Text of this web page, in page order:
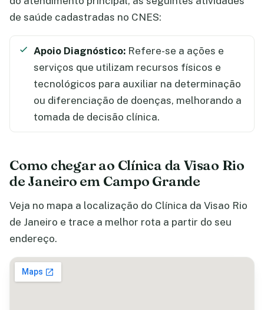
de saúde cadastradas no CNES:
Apoio Diagnóstico: Refere-se a ações e
serviços que utilizam recursos físicos e
tecnológicos para auxiliar na determinação
ou diferenciação de doenças, melhorando a
tomada de decisão clínica.
Como chegar ao Clínica da Visao Rio
de Janeiro em Campo Grande
Veja no mapa a localização do Clínica da Visao Rio
de Janeiro e trace a melhor rota a partir do seu
endereço.